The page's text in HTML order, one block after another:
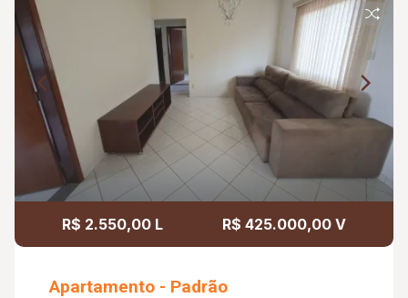
R$ 2.550,00 L R$ 425.000,00 V
Apartamento - Padrão